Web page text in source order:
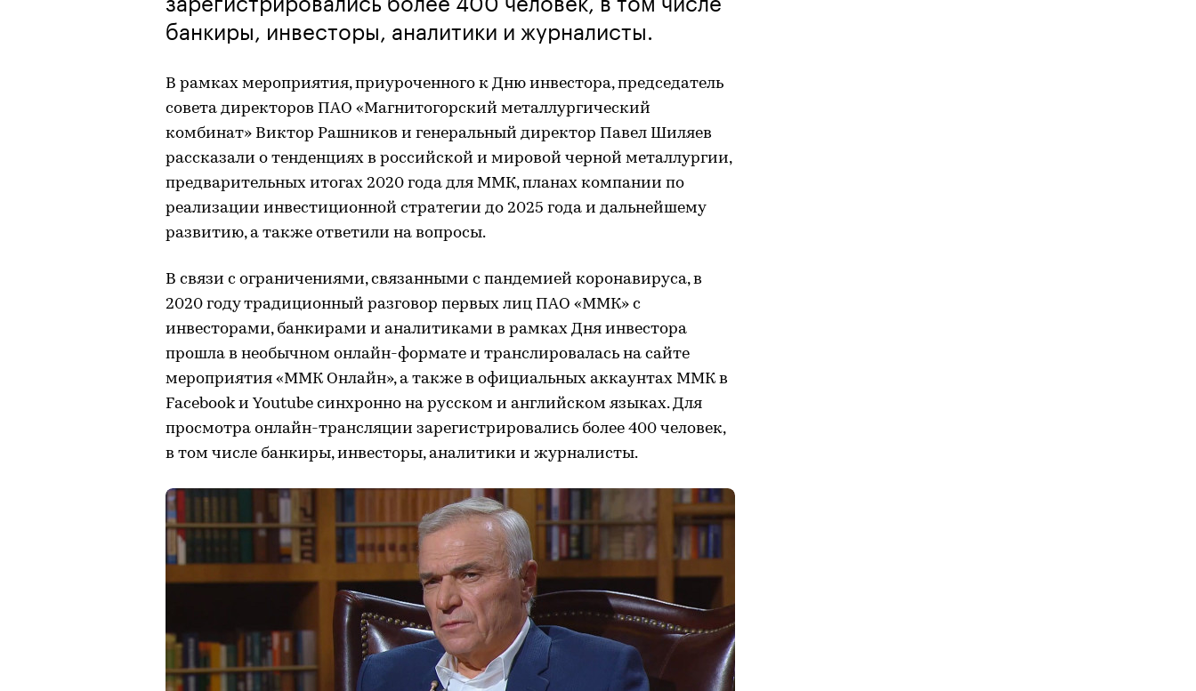
банкиры, инвесторы, аналитики и журналисты.
В рамках мероприятия, приуроченного к Дню инвестора, председатель
совета директоров ПАО «Магнитогорский металлургический
комбинат» Виктор Рашников и генеральный директор Павел Шиляев
рассказали о тенденциях в российской и мировой черной металлургии,
предварительных итогах 2020 года для ММК, планах компании по
реализации инвестиционной стратегии до 2025 года и дальнейшему
развитию, а также ответили на вопросы.
В связи с ограничениями, связанными с пандемией коронавируса, в
2020 году традиционный разговор первых лиц ПАО «ММК» с
инвесторами, банкирами и аналитиками в рамках Дня инвестора
прошла в необычном онлайн-формате и транслировалась на сайте
мероприятия «ММК Онлайн», а также в официальных аккаунтах ММК в
Facebook и Youtube синхронно на русском и английском языках. Для
просмотра онлайн-трансляции зарегистрировались более 400 человек,
в том числе банкиры, инвесторы, аналитики и журналисты.